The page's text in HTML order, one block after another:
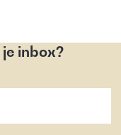
inbox?